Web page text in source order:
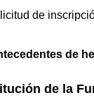
de
de
de la